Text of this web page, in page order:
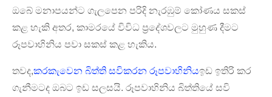
ඔබේ මනාපයන්ට ගැලපෙන පරිදි නැරඹුම් කෝණය සකස්
කළ හැකි අතර, කාමරයේ විවිධ ප්‍රදේශවලට මුහුණ දීමට
රූපවාහිනිය පවා සකස් කළ හැකිය.
තවද,කරකැවෙන බිත්ති සවිකරන රූපවාහිනියඉඩ ඉතිරි කර
ගැනීමටද ඔබට ඉඩ සලසයි. රූපවාහිනිය බිත්තියේ සවි